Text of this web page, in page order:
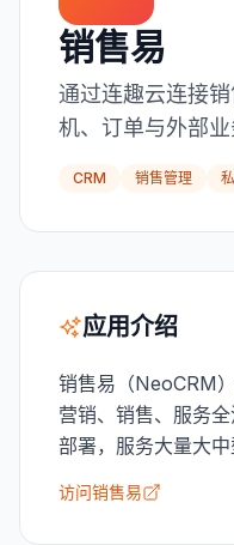
销售易
通过连趣云连接
机、订单与外部
CRM 销售管理
应用介绍
销售易（NeoCRM
营销、销售、服务
部署，服务大量大中
访问销售易